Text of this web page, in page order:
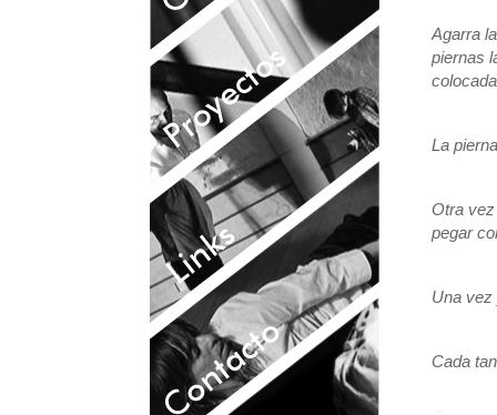
Agarra
piernas
La
Otra
pegar
Una vez
Cada